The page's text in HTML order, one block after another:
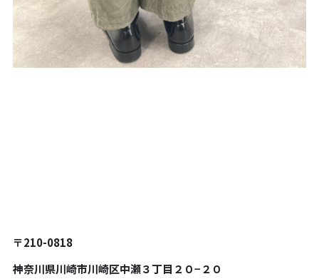
〒210-0818
神奈川県川崎市川崎区中瀬３丁目２０−２０